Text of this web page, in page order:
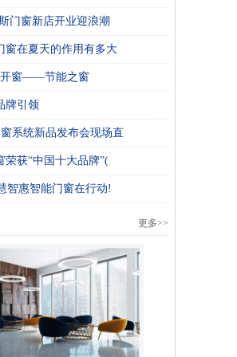
门窗新店开业迎浪潮
窗在夏天的作用有多大
开窗——节能之窗
牌引领
系统新品发布会现场直
获“中国十大品牌”(
智惠智能门窗在行动!
更多>>